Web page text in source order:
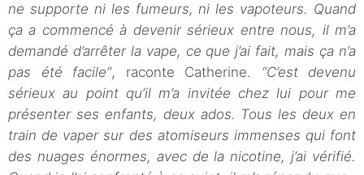
ne supporte ni les fumeurs, ni les vapoteurs. Quand
ça a commencé à devenir sérieux entre nous, il m’a
demandé d’arrêter la vape, ce que j’ai fait, mais ça n’a
pas été facile”, raconte Catherine. “C’est devenu
sérieux au point qu’il m’a invitée chez lui pour me
présenter ses enfants, deux ados. Tous les deux en
train de vaper sur des atomiseurs immenses qui font
des nuages énormes, avec de la nicotine, j’ai vérifié.